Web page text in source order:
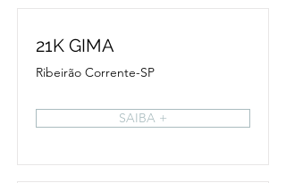
21K GIMA
Ribeirão Corrente-SP
SAIBA +